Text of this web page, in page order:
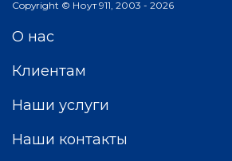
Copyright © Ноут 911, 2003 - 2026
О нас
Клиентам
Наши услуги
Наши контакты